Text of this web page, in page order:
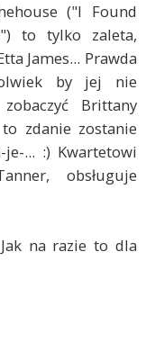
("I Found
to tylko zaleta,
James... Prawda
by jej nie
Brittany
zdanie zostanie
... :) Kwartetowi
obsługuje
na razie to dla